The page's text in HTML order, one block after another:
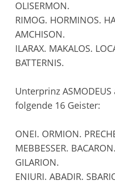
OLISERMON.
RIMOG. HORMINOS.
AMCHISON.
ILARAX. MAKALOS.
BATTERNIS.
Unterprinz
folgende 16 Geister:
ONEI. ORMION.
MEBBESSER.
GILARION.
ENIURI. ABADIR.